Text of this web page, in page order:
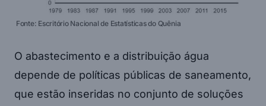
Fonte: Escritório Nacional de Estatísticas do Quênia
O abastecimento e a distribuição água
depende de políticas públicas de saneamento,
que estão inseridas no conjunto de soluções